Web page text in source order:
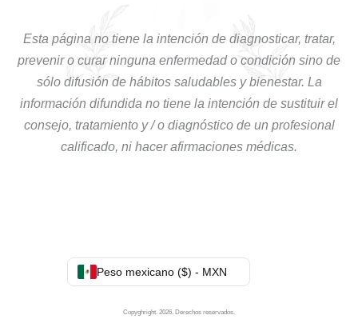
Esta página no tiene la intención de diagnosticar, tratar,
prevenir o curar ninguna enfermedad o condición sino de
sólo difusión de hábitos saludables y bienestar. La
información difundida no tiene la intención de sustituir el
consejo, tratamiento y / o diagnóstico de un profesional
calificado, ni hacer afirmaciones médicas.
Peso mexicano ($) - MXN
Copyghright. 2026. Derechos reservados.